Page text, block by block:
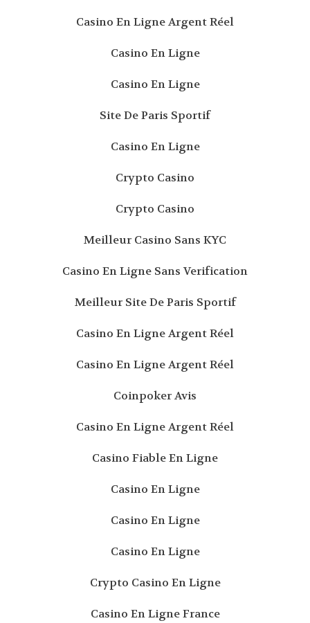
Casino En Ligne Argent Réel
Casino En Ligne
Casino En Ligne
Site De Paris Sportif
Casino En Ligne
Crypto Casino
Crypto Casino
Meilleur Casino Sans KYC
Casino En Ligne Sans Verification
Meilleur Site De Paris Sportif
Casino En Ligne Argent Réel
Casino En Ligne Argent Réel
Coinpoker Avis
Casino En Ligne Argent Réel
Casino Fiable En Ligne
Casino En Ligne
Casino En Ligne
Casino En Ligne
Crypto Casino En Ligne
Casino En Ligne France